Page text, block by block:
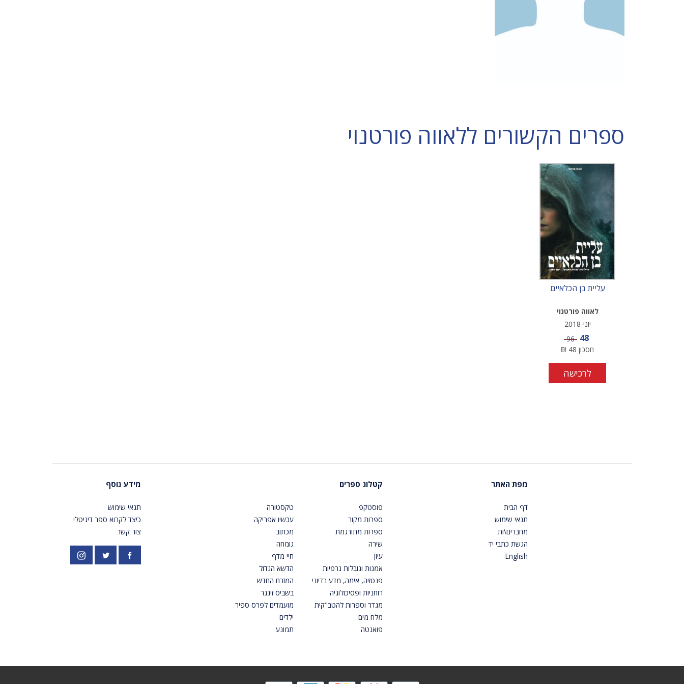
ספרים הקשורים ללאווה פורטנוי
עליית בן הכלאיים
לאווה פורטנוי
יוני-2018
מחיר מבצע
48 מחיר
96
חסכון 48
₪
לרכישה
מפת האתר
דף הבית
תנאי שימוש
מחברים\ות
הגשת כתבי יד
English
קטלוג ספרים
פוסטקפ
ספרות מקור
ספרות מתורגמת
שירה
עיון
אמנות ונובלות גרפיות
פנטזיה, אימה, מדע בדיוני
רוחניות ופסיכולוגיה
מגדר וספרות להטב"קית
מלח מים
פואנטה
טקסטורה
עכשיו אפריקה
מכתוב
גומחה
חיי מדף
הדשא הגדול
המזרח החדש
בשביס זינגר
מועמדים לפרס ספיר
ילדים
תמונע
מידע נוסף
תנאי שימוש
כיצד לקרוא ספר דיגיטלי
צור קשר
פייסבוק PardesPublish
אינסטגרם